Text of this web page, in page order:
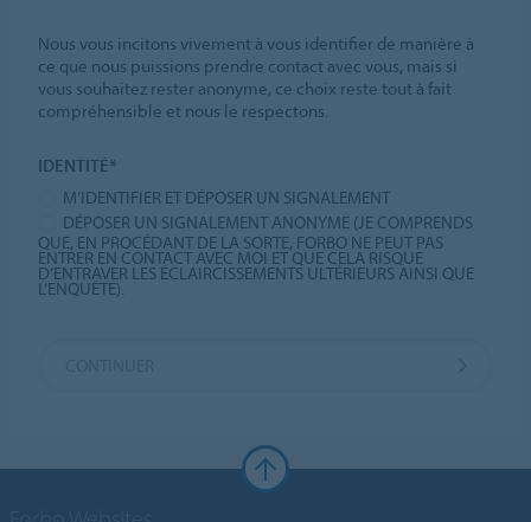
Nous vous incitons vivement à vous identifier de manière à
ce que nous puissions prendre contact avec vous, mais si
vous souhaitez rester anonyme, ce choix reste tout à fait
compréhensible et nous le respectons.
IDENTITÉ*
M’IDENTIFIER ET DÉPOSER UN SIGNALEMENT
DÉPOSER UN SIGNALEMENT ANONYME (JE COMPRENDS
QUE, EN PROCÉDANT DE LA SORTE, FORBO NE PEUT PAS
ENTRER EN CONTACT AVEC MOI ET QUE CELA RISQUE
D’ENTRAVER LES ÉCLAIRCISSEMENTS ULTÉRIEURS AINSI QUE
L’ENQUÊTE).